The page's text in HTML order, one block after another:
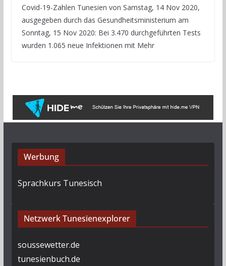
Covid-19-Zahlen Tunesien von Samstag, 14 Nov 2020,
ausgegeben durch das Gesundheitsministerium am
Sonntag, 15 Nov 2020: Bei 3.470 durchgeführten Tests
wurden 1.065 neue Infektionen mit Mehr
Werbung
Sprachkurs Tunesisch
Netzwerk Tunesienexplorer
soussewetter.de
tunesienbuch.de